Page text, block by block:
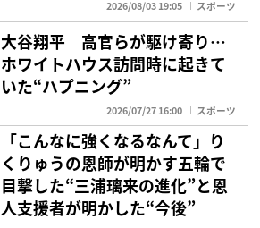
2026/08/03 19:05 スポーツ
大谷翔平 高官らが駆け寄り…
ホワイトハウス訪問時に起きて
いた“ハプニング”
2026/07/27 16:00 スポーツ
「こんなに強くなるなんて」り
くりゅうの恩師が明かす五輪で
目撃した“三浦璃来の進化”と恩
人支援者が明かした“今後”